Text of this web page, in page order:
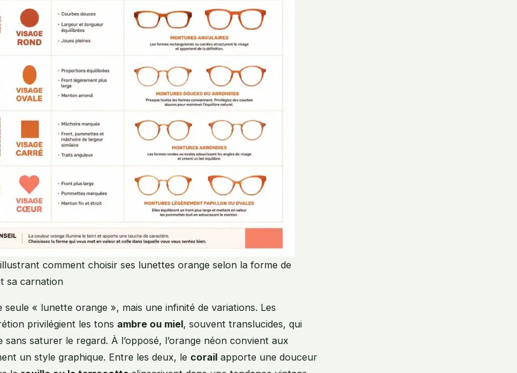
comment choisir ses lunettes orange selon la forme de
sa carnation
seule « lunette orange », mais une infinité de variations. Les
privilégient les tons ambre ou miel, souvent translucides, qui
sans saturer le regard. À l’opposé, l’orange néon convient aux
un style graphique. Entre les deux, le corail apporte une douceur